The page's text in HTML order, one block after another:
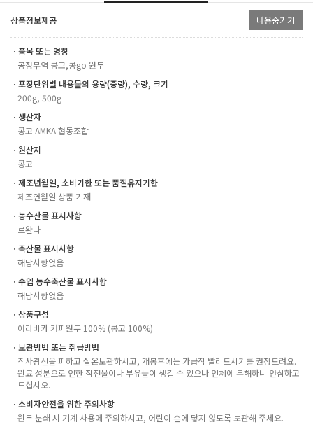
상품정보제공 내용숨기기
ㆍ품목 또는 명칭
공정무역 콩고,콩go 원두
ㆍ포장단위별 내용물의 용량(중량), 수량, 크기
200g, 500g
ㆍ생산자
콩고 AMKA 협동조합
ㆍ원산지
콩고
ㆍ제조년월일, 소비기한 또는 품질유지기한
제조연월일 상품 기재
ㆍ농수산물 표시사항
르완다
ㆍ축산물 표시사항
해당사항없음
ㆍ수입 농수축산물 표시사항
해당사항없음
ㆍ상품구성
아라비카 커피원두 100% (콩고 100%)
ㆍ보관방법 또는 취급방법
직사광선을 피하고 실온보관하시고, 개봉후에는 가급적 빨리드시기를 권장드려요.
원료 성분으로 인한 침전물이나 부유물이 생길 수 있으나 인체에 무해하니 안심하고
드십시오.
ㆍ소비자안전을 위한 주의사항
원두 분쇄 시 기계 사용에 주의하시고, 어린이 손에 닿지 않도록 보관해 주세요.